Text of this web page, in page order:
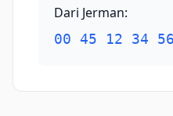
Dari Jerman:
00 45 12 34